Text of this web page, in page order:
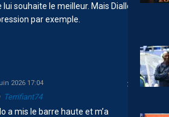
souhaite le meilleur. Mais Diallo m’a
par exemple.
2026 17:04
Terrifiant74
a mis le barre haute et m’a